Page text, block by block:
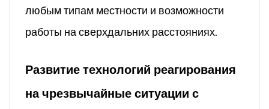
любым типам местности и возможности
работы на сверхдальних расстояниях.
Развитие технологий реагирования
на чрезвычайные ситуации с